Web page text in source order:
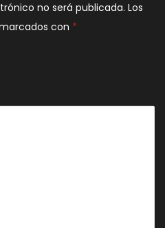
no será publicada. Los
con *